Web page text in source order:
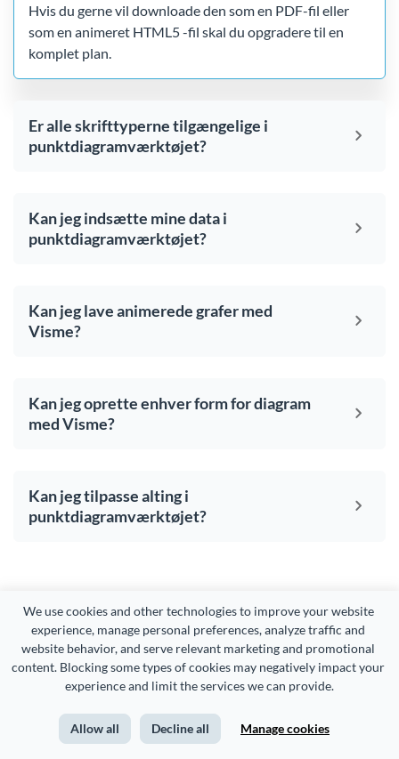
We use cookies and other technologies to improve your website
experience, manage personal preferences, analyze traffic and
website behavior, and serve relevant marketing and promotional
content. Blocking some types of cookies may negatively impact your
experience and limit the services we can provide.
Allow all Decline all Manage cookies
Hvis du gerne vil downloade den som en PDF-fil eller
som en animeret HTML5 -fil skal du opgradere til en
komplet plan.
Er alle skrifttyperne tilgængelige i
punktdiagramværktøjet?
Kan jeg indsætte mine data i
punktdiagramværktøjet?
Kan jeg lave animerede grafer med
Visme?
Kan jeg oprette enhver form for diagram
med Visme?
Kan jeg tilpasse alting i
punktdiagramværktøjet?
Dinscatter plotfortjener
at væresmuk, og det
samme gør resten af ​​dit
indhold